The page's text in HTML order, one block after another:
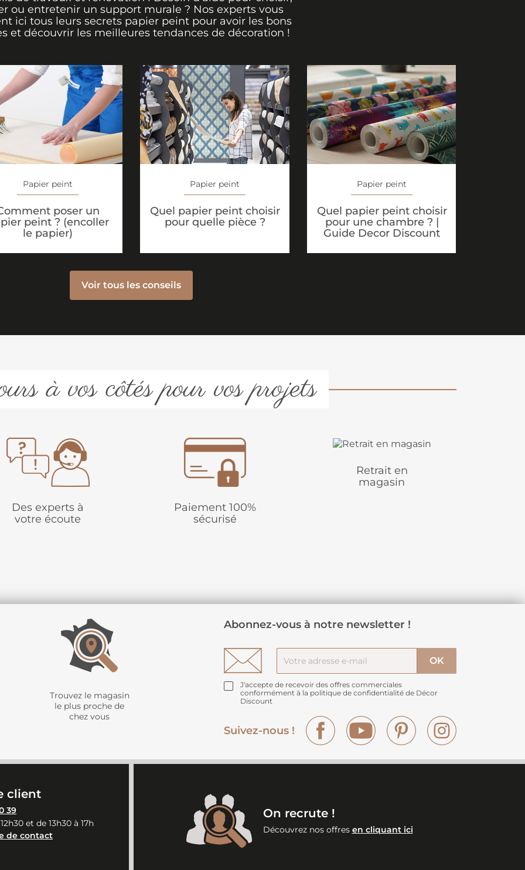
ou entretenir un support murale ? Nos experts vous
ici tous leurs secrets papier peint pour avoir les bons
et découvrir les meilleures tendances de décoration !
Papier peint
poser un
peint ? (encoller
le papier)
Papier peint
Quel papier peint choisir
pour quelle pièce ?
Papier peint
Quel papier peint choisir
pour une chambre ? |
Guide Decor Discount
Voir tous les conseils
à vos côtés pour vos projets
Des experts à
votre écoute
Paiement 100%
sécurisé
Retrait en
magasin
Trouvez le magasin
le plus proche de
chez vous
Abonnez-vous à notre newsletter !
J'accepte de recevoir des offres commerciales
conformément à la politique de confidentialité de Décor
Discount
Suivez-nous !
Facebook YouTube Pinterest
client
39
et de 13h30 à 17h
de contact
On recrute !
Découvrez nos offres en cliquant ici